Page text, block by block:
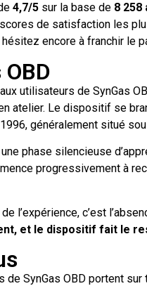
4,7/5 sur la base de 8
scores de satisfaction les
encore à franchir le
utilisateurs de SynGas
atelier. Le dispositif se
généralement situé
phase silencieuse
progressivement à
l’expérience, c’est
et le dispositif fait le
SynGas OBD portent